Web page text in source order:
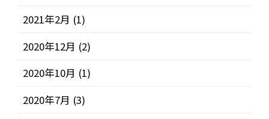
2021年2月 (1)
2020年12月 (2)
2020年10月 (1)
2020年7月 (3)